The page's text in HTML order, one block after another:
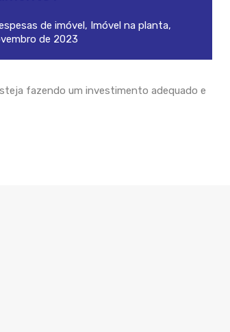
de imóvel, Imóvel na planta,
de 2023
fazendo um investimento adequado e